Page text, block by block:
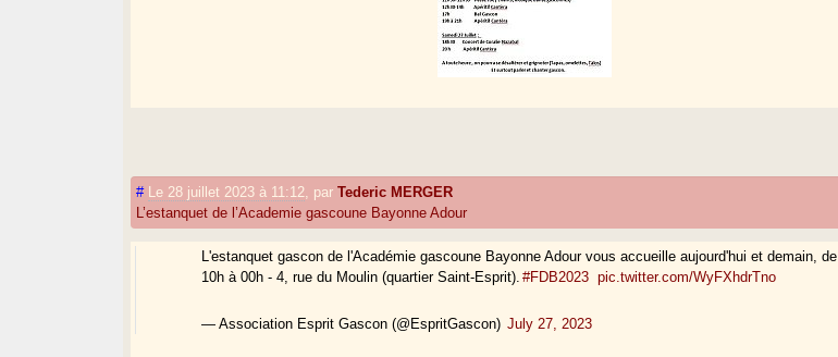
# Le 28 juillet 2023 à 11:12 parTederic MERGER
L’estanquet de l’Academie gascoune Bayonne Adour
L'estanquet gascon de l'Académie gascoune Bayonne Adour vous accueille aujourd'hui et demain, de
10h à 00h - 4, rue du Moulin (quartier Saint-Esprit). #FDB2023 pic.twitter.com/WyFXhdrTno
— Association Esprit Gascon (@EspritGascon) July 27, 2023